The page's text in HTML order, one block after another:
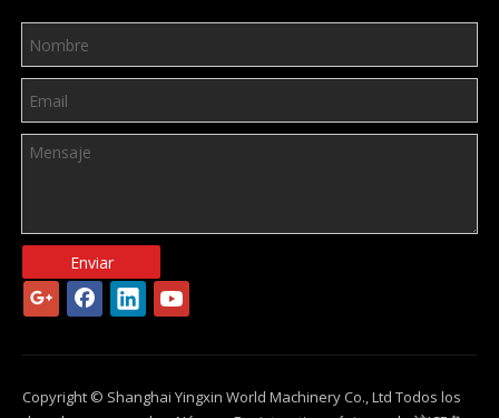
Enviar
Copyright © Shanghai Yingxin World Machinery Co., Ltd Todos los